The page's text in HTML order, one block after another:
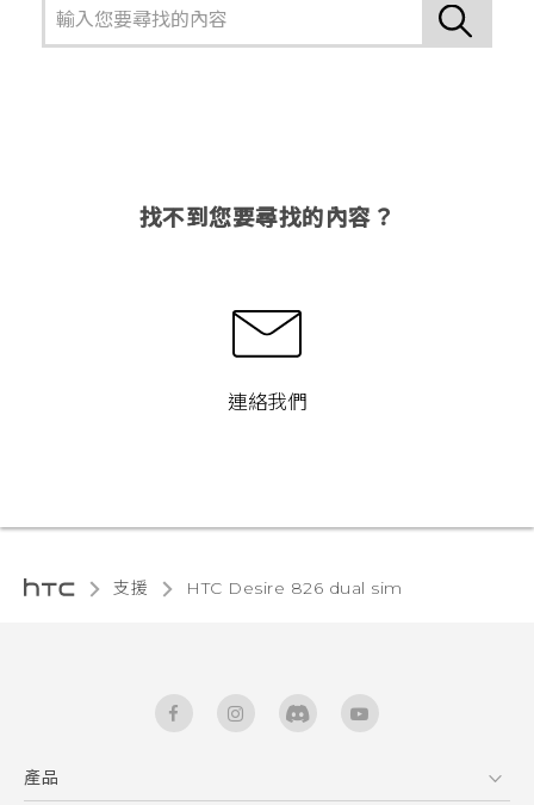
找不到您要尋找的內容？
連絡我們
支援 HTC Desire 826 dual sim‎
產品